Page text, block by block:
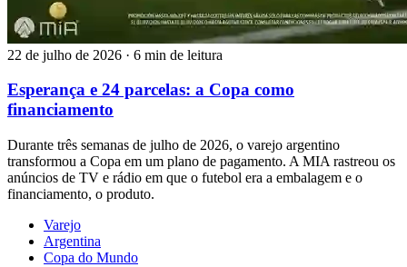
22 de julho de 2026 · 6 min de leitura
Esperança e 24 parcelas: a Copa como
financiamento
Durante três semanas de julho de 2026, o varejo argentino
transformou a Copa em um plano de pagamento. A MIA rastreou os
anúncios de TV e rádio em que o futebol era a embalagem e o
financiamento, o produto.
Varejo
Argentina
Copa do Mundo